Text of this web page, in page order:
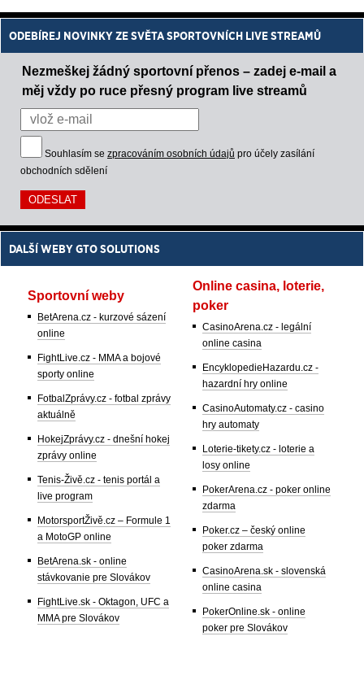
ODEBÍREJ NOVINKY ZE SVĚTA SPORTOVNÍCH LIVE STREAMŮ
Nezmeškej žádný sportovní přenos – zadej e-mail a
měj vždy po ruce přesný program live streamů
Souhlasím se zpracováním osobních údajů pro účely zasílání
obchodních sdělení
DALŠÍ WEBY GTO SOLUTIONS
Sportovní weby
BetArena.cz - kurzové sázení
online
FightLive.cz - MMA a bojové
sporty online
FotbalZprávy.cz - fotbal zprávy
aktuálně
HokejZprávy.cz - dnešní hokej
zprávy online
Tenis-Živě.cz - tenis portál a
live program
MotorsportŽivě.cz – Formule 1
a MotoGP online
BetArena.sk - online
stávkovanie pre Slovákov
FightLive.sk - Oktagon, UFC a
MMA pre Slovákov
Online casina, loterie,
poker
CasinoArena.cz - legální
online casina
EncyklopedieHazardu.cz -
hazardní hry online
CasinoAutomaty.cz - casino
hry automaty
Loterie-tikety.cz - loterie a
losy online
PokerArena.cz - poker online
zdarma
Poker.cz – český online
poker zdarma
CasinoArena.sk - slovenská
online casina
PokerOnline.sk - online
poker pre Slovákov